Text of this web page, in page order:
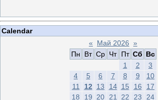
кадры партии и молодняк
партийный; д) работа партии в
области агитации и пропаганды,
работа в деревне; е) работа партии
в области учета, распределения и
выдвижения ответственных
работников, партийных и
беспартийных; ж) внутренняя
теперь это уже яснее ясного, — что
наша международная политика
больше, чем когда бы то ни было, и
теснее, чем когда бы то ни было,
связана с внутренней политикой.
Это надо хорошенько запомнить.
Иногда наблюдается такое
настроение в партии, что вот
Calendar
«
Май 2026 »
Пн
Вт Ср Чт Пт Сб Вс
1
2
3
4
5 6 7 8 9
10
11
12 13 14 15 16
17
18
19 20 21 22 23 24